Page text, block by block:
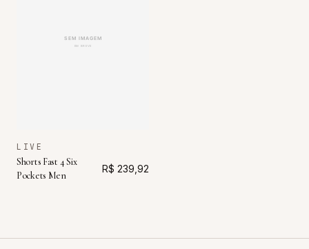
LIVE
Shorts Fast 4 Six
Pockets Men
R$ 239,92